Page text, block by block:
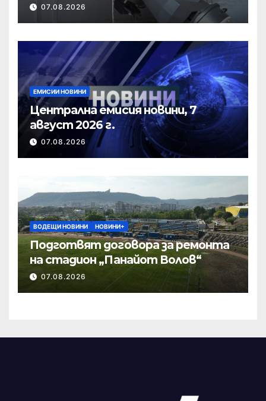
07.08.2026
ЕМИСИИ НОВИНИ
Централна емисия новини, 7
август 2026 г.
07.08.2026
ВОДЕЩИ НОВИНИ НОВИНИ+
Подготвят договора за ремонта
на стадион „Панайот Волов“
07.08.2026